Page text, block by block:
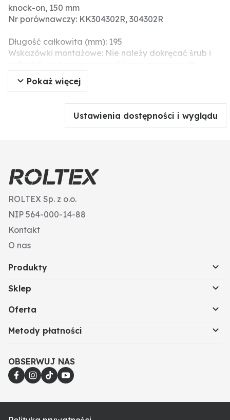
knock-on, 150 mm
Nr porównawczy: KK304302R, 304302R
Długość całkowita (mm): 195
Wskazówki montażowe: Nie należy dokręcać śrub i
ponieważ może to prowadzić do uszkodzenia części
roboczej (pęknięcia naprężeniowe).
Pokaż więcej
Ustawienia dostępności i wyglądu
ROLTEX Sp. z o.o.
NIP 564-000-14-88
Kontakt
O nas
Produkty
Sklep
Oferta
Metody płatności
OBSERWUJ NAS